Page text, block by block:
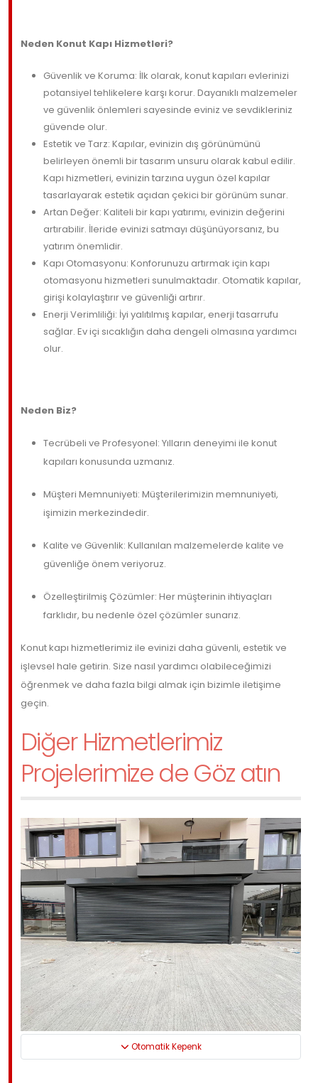
Neden Konut Kapı Hizmetleri?
Güvenlik ve Koruma: İlk olarak, konut kapıları evlerinizi
potansiyel tehlikelere karşı korur. Dayanıklı malzemeler
ve güvenlik önlemleri sayesinde eviniz ve sevdikleriniz
güvende olur.
Estetik ve Tarz: Kapılar, evinizin dış görünümünü
belirleyen önemli bir tasarım unsuru olarak kabul edilir.
Kapı hizmetleri, evinizin tarzına uygun özel kapılar
tasarlayarak estetik açıdan çekici bir görünüm sunar.
Artan Değer: Kaliteli bir kapı yatırımı, evinizin değerini
artırabilir. İleride evinizi satmayı düşünüyorsanız, bu
yatırım önemlidir.
Kapı Otomasyonu: Konforunuzu artırmak için kapı
otomasyonu hizmetleri sunulmaktadır. Otomatik kapılar,
girişi kolaylaştırır ve güvenliği artırır.
Enerji Verimliliği: İyi yalıtılmış kapılar, enerji tasarrufu
sağlar. Ev içi sıcaklığın daha dengeli olmasına yardımcı
olur.
Neden Biz?
Tecrübeli ve Profesyonel: Yılların deneyimi ile konut
kapıları konusunda uzmanız.
Müşteri Memnuniyeti: Müşterilerimizin memnuniyeti,
işimizin merkezindedir.
Kalite ve Güvenlik: Kullanılan malzemelerde kalite ve
güvenliğe önem veriyoruz.
Özelleştirilmiş Çözümler: Her müşterinin ihtiyaçları
farklıdır, bu nedenle özel çözümler sunarız.
Konut kapı hizmetlerimiz ile evinizi daha güvenli, estetik ve
işlevsel hale getirin. Size nasıl yardımcı olabileceğimizi
öğrenmek ve daha fazla bilgi almak için bizimle iletişime
geçin.
Diğer Hizmetlerimiz
Projelerimize de Göz atın
Otomatik Kepenk